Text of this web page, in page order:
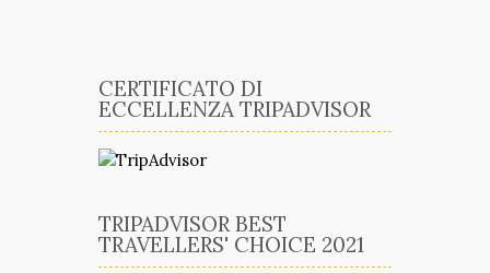
CERTIFICATO DI
ECCELLENZA TRIPADVISOR
TRIPADVISOR BEST
TRAVELLERS' CHOICE 2021